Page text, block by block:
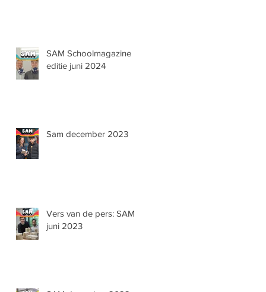
SAM Schoolmagazine
editie juni 2024
Sam december 2023
Vers van de pers: SAM
juni 2023